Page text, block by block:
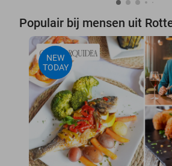
Populair bij mensen uit
NEW
TODAY